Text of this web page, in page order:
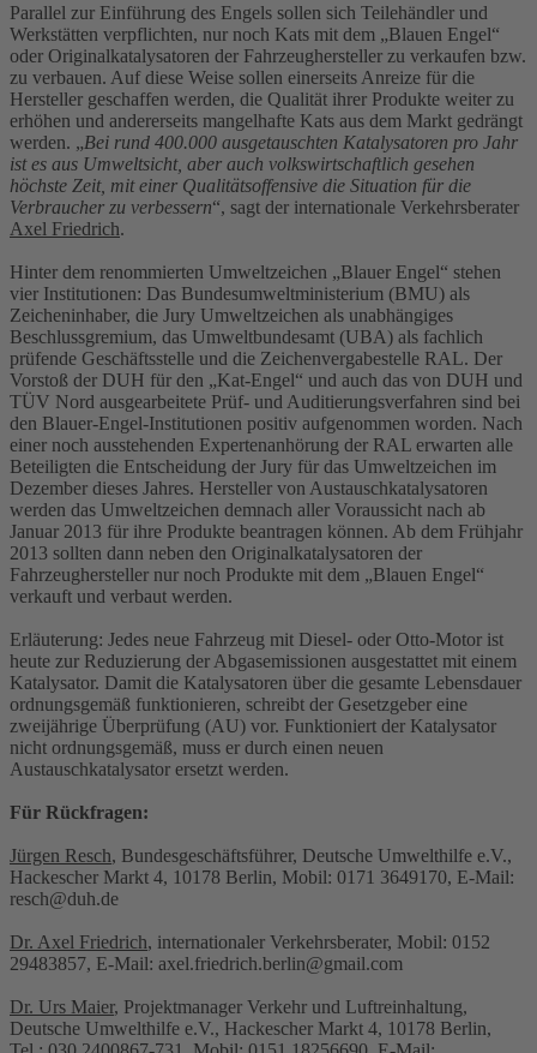
Parallel zur Einführung des Engels sollen sich Teilehändler und
Werkstätten verpflichten, nur noch Kats mit dem „Blauen Engel“
oder Originalkatalysatoren der Fahrzeughersteller zu verkaufen bzw.
zu verbauen. Auf diese Weise sollen einerseits Anreize für die
Hersteller geschaffen werden, die Qualität ihrer Produkte weiter zu
erhöhen und andererseits mangelhafte Kats aus dem Markt gedrängt
werden. „Bei rund 400.000 ausgetauschten Katalysatoren pro Jahr
ist es aus Umweltsicht, aber auch volkswirtschaftlich gesehen
höchste Zeit, mit einer Qualitätsoffensive die Situation für die
Verbraucher zu verbessern“, sagt der internationale Verkehrsberater
Axel Friedrich.
Hinter dem renommierten Umweltzeichen „Blauer Engel“ stehen
vier Institutionen: Das Bundesumweltministerium (BMU) als
Zeicheninhaber, die Jury Umweltzeichen als unabhängiges
Beschlussgremium, das Umweltbundesamt (UBA) als fachlich
prüfende Geschäftsstelle und die Zeichenvergabestelle RAL. Der
Vorstoß der DUH für den „Kat-Engel“ und auch das von DUH und
TÜV Nord ausgearbeitete Prüf- und Auditierungsverfahren sind bei
den Blauer-Engel-Institutionen positiv aufgenommen worden. Nach
einer noch ausstehenden Expertenanhörung der RAL erwarten alle
Beteiligten die Entscheidung der Jury für das Umweltzeichen im
Dezember dieses Jahres. Hersteller von Austauschkatalysatoren
werden das Umweltzeichen demnach aller Voraussicht nach ab
Januar 2013 für ihre Produkte beantragen können. Ab dem Frühjahr
2013 sollten dann neben den Originalkatalysatoren der
Fahrzeughersteller nur noch Produkte mit dem „Blauen Engel“
verkauft und verbaut werden.
Erläuterung: Jedes neue Fahrzeug mit Diesel- oder Otto-Motor ist
heute zur Reduzierung der Abgasemissionen ausgestattet mit einem
Katalysator. Damit die Katalysatoren über die gesamte Lebensdauer
ordnungsgemäß funktionieren, schreibt der Gesetzgeber eine
zweijährige Überprüfung (AU) vor. Funktioniert der Katalysator
nicht ordnungsgemäß, muss er durch einen neuen
Austauschkatalysator ersetzt werden.
Für Rückfragen:
Jürgen Resch, Bundesgeschäftsführer, Deutsche Umwelthilfe e.V.,
Hackescher Markt 4, 10178 Berlin, Mobil: 0171 3649170, E-Mail:
resch@duh.de
Dr. Axel Friedrich, internationaler Verkehrsberater, Mobil: 0152
29483857, E-Mail: axel.friedrich.berlin@gmail.com
Dr. Urs Maier, Projektmanager Verkehr und Luftreinhaltung,
Deutsche Umwelthilfe e.V., Hackescher Markt 4, 10178 Berlin,